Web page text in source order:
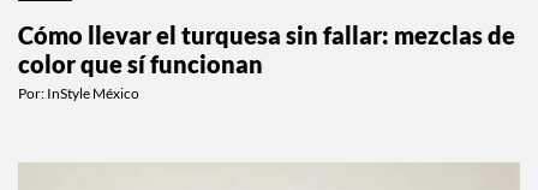
Cómo llevar el turquesa sin fallar: mezclas de
color que sí funcionan
Por: InStyle México